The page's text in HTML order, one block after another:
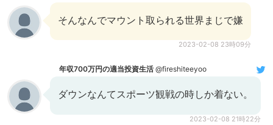
そんなんでマウント取られる世界まじで嫌
2023-02-08 23時09分
年収700万円の適当投資生活 @fireshiteeyoo
ダウンなんてスポーツ観戦の時しか着ない。
2023-02-08 21時22分